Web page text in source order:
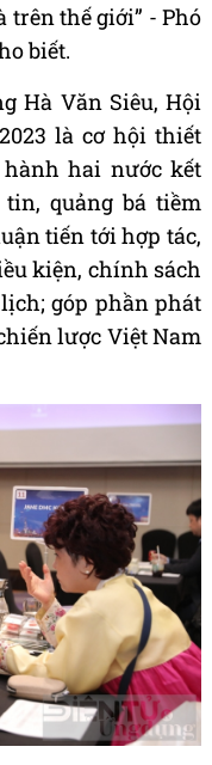
thế giới” - Phó
biết.
Hà Văn Siêu, Hội
là cơ hội thiết
hai nước kết
quảng bá tiềm
tiến tới hợp tác,
kiện, chính sách
góp phần phát
lược Việt Nam